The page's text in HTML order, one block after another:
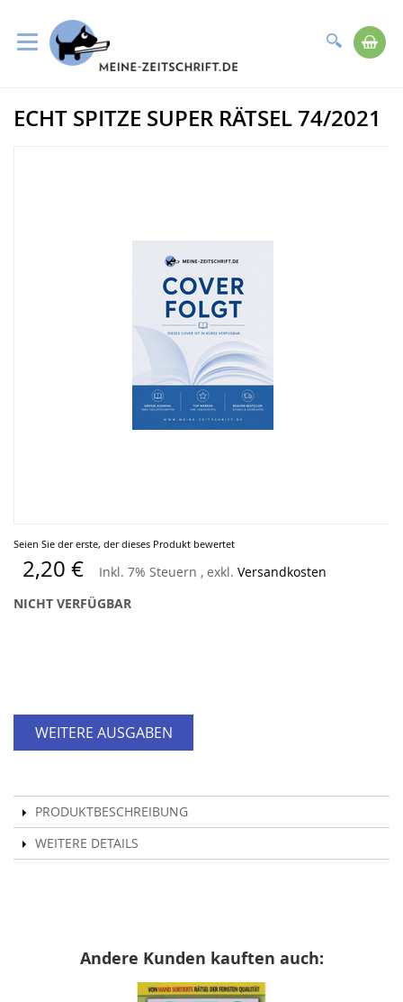
Suche
zum
Inhalt
Seien Sie der erste, der dieses Produkt bewertet
2,20 € Inkl. 7% Steuern , exkl. Versandkosten
NICHT VERFÜGBAR
WEITERE AUSGABEN
PRODUKTBESCHREIBUNG
WEITERE DETAILS
Zum
ECHT SPITZE SUPER RÄTSEL 74/2021
Zum
Anfang
der
Bildergalerie
springen
Andere Kunden kauften auch: